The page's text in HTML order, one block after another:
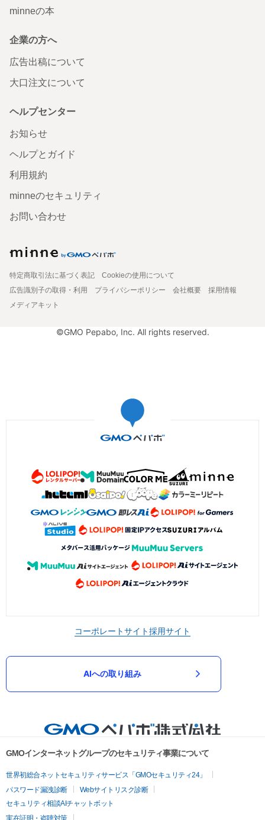
minneの本
企業の方へ
広告出稿について
大口注文について
ヘルプセンター
お知らせ
ヘルプとガイド
利用規約
minneのセキュリティ
お問い合わせ
特定商取引法に基づく表記
Cookieの使用について
広告識別子の取得・利用
プライバシーポリシー 会社概要
採用情報
メディアキット
©GMO Pepabo, Inc. All rights reserved.
コーポレートサイト採用サイト
AIへの取り組み
GMOインターネットグループのセキュリティ事業について
世界初総合ネットセキュリティサービス「GMOセキュリティ24」
パスワード漏洩診断
Webサイトリスク診断
セキュリティ相談AIチャットボット
実在証明・盗聴対策